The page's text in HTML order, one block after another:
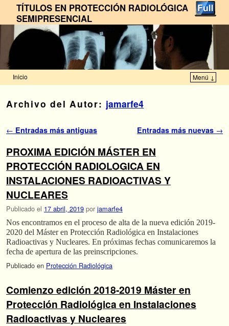
TÍTULOS EN PROTECCIÓN RADIOLÓGICA
SEMIPRESENCIAL
Inicio Menú ↓
Archivo del Autor: jamarfe4
Navegador de artículos
← Entradas más antiguas Entradas más nuevas →
PROXIMA EDICIÓN MÁSTER EN
PROTECCIÓN RADIOLOGICA EN
INSTALACIONES RADIOACTIVAS Y
NUCLEARES
Publicado el 17 abril, 2019 por jamarfe4
Nos encontramos en el proceso de alta de la nueva edición 2019-
2020 del Máster en Protección Radiológica en Instalaciones
Radioactivas y Nucleares. En próximas fechas comunicaremos la
fecha de apertura de las preinscripciones.
Publicado en Protección Radiológica
Comienzo edición 2018-2019 Máster en
Protección Radiológica en Instalaciones
Radioactivas y Nucleares